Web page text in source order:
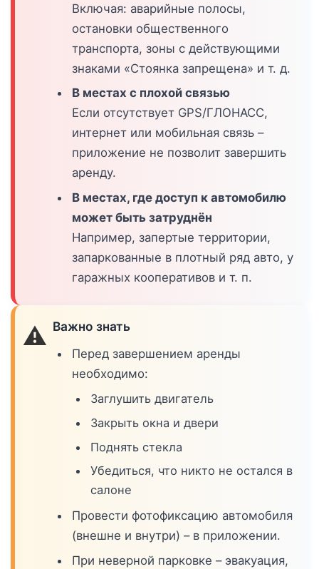
Включая: аварийные полосы,
остановки общественного
транспорта, зоны с действующими
знаками «Стоянка запрещена» и т. д.
В местах с плохой связью
Если отсутствует GPS/ГЛОНАСС,
интернет или мобильная связь –
приложение не позволит завершить
аренду.
В местах, где доступ к автомобилю
может быть затруднён
Например, запертые территории,
запаркованные в плотный ряд авто, у
гаражных кооперативов и т. п.
⚠️ Важно знать
Перед завершением аренды
необходимо:
Заглушить двигатель
Закрыть окна и двери
Поднять стекла
Убедиться, что никто не остался в
салоне
Провести фотофиксацию автомобиля
(внешне и внутри) – в приложении.
При неверной парковке – эвакуация,